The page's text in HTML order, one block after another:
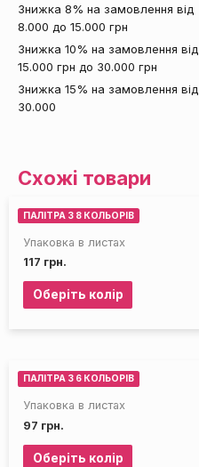
Знижка 8% на замовлення від
8.000 до 15.000 грн
Знижка 10% на замовлення від
15.000 грн до 30.000 грн
Знижка 15% на замовлення від
30.000
Схожі товари
ПАЛІТРА З 8 КОЛЬОРІВ
Упаковка в листах
117 грн.
Оберіть колір
ПАЛІТРА З 6 КОЛЬОРІВ
Упаковка в листах
97 грн.
Оберіть колір